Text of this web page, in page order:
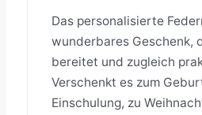
Das personalisierte
wunderbares Geschenk,
bereitet und zugleich
Verschenkt es zum
Einschulung, zu